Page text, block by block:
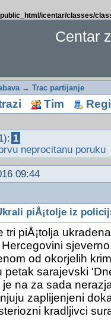
icentar/classes/
Centar
→ Trac partijanje
Tim
1
neprocitanu poruku
09:44
piÅ¡tolje iz
tri piÅ¡tolja
od okorjelih
petak sarajevski
na za sada
zaplijenjeni
kradljivci